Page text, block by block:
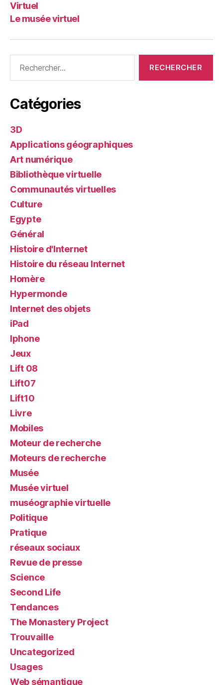
Virtuel
Le musée virtuel
Catégories
3D
Applications géographiques
Art numérique
Bibliothèque virtuelle
Communautés virtuelles
Culture
Egypte
Général
Histoire d'Internet
Histoire du réseau Internet
Homère
Hypermonde
Internet des objets
iPad
Iphone
Jeux
Lift 08
Lift07
Lift10
Livre
Mobiles
Moteur de recherche
Moteurs de recherche
Musée
Musée virtuel
muséographie virtuelle
Politique
Pratique
réseaux sociaux
Revue de presse
Science
Second Life
Tendances
The Monastery Project
Trouvaille
Uncategorized
Usages
Web sémantique